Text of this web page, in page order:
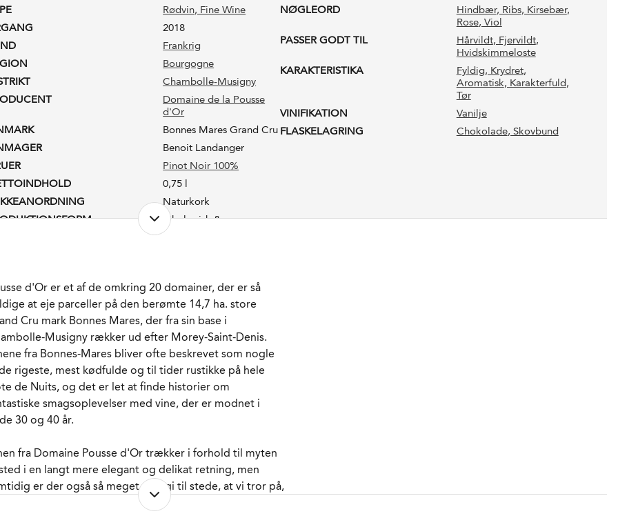
Rødvin, Fine Wine
2018
Frankrig
Bourgogne
Chambolle-Musigny
Domaine de la Pousse
d'Or
Bonnes Mares Grand Cru
Benoit Landanger
Pinot Noir 100%
0,75 l
Naturkork
Økologisk &
Biodynamisk
15 måneder på fade.
50% nye.
HOLDBARHED
20-25 år fra høståret.
TEMPERATUR
15 - 17°C
Flaske (75 cl)
WINE
Ja
217780
NØGLEORD Hindbær, Ribs, Kirsebær,
Rose, Viol
PASSER GODT TIL
Hårvildt, Fjervildt,
Hvidskimmeloste
KARAKTERISTIKA
Fyldig, Krydret,
Aromatisk, Karakterfuld,
Tør
VINIFIKATION
Vanilje
FLASKELAGRING
Chokolade, Skovbund
d'Or er et af de omkring 20 domainer, der er så
at eje parceller på den berømte 14,7 ha. store
Cru mark Bonnes Mares, der fra sin base i
Musigny rækker ud efter Morey-Saint-Denis.
fra Bonnes-Mares bliver ofte beskrevet som nogle
rigeste, mest kødfulde og til tider rustikke på hele
de Nuits, og det er let at finde historier om
smagsoplevelser med vine, der er modnet i
30 og 40 år.
fra Domaine Pousse d'Or trækker i forhold til myten
i en langt mere elegant og delikat retning, men
er der også så meget energi til stede, at vi tror på,
del af historien, der handler om fantastiske